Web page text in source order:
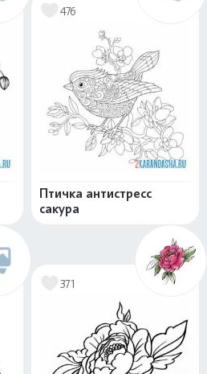
476
Птичка антистресс
сакура
371